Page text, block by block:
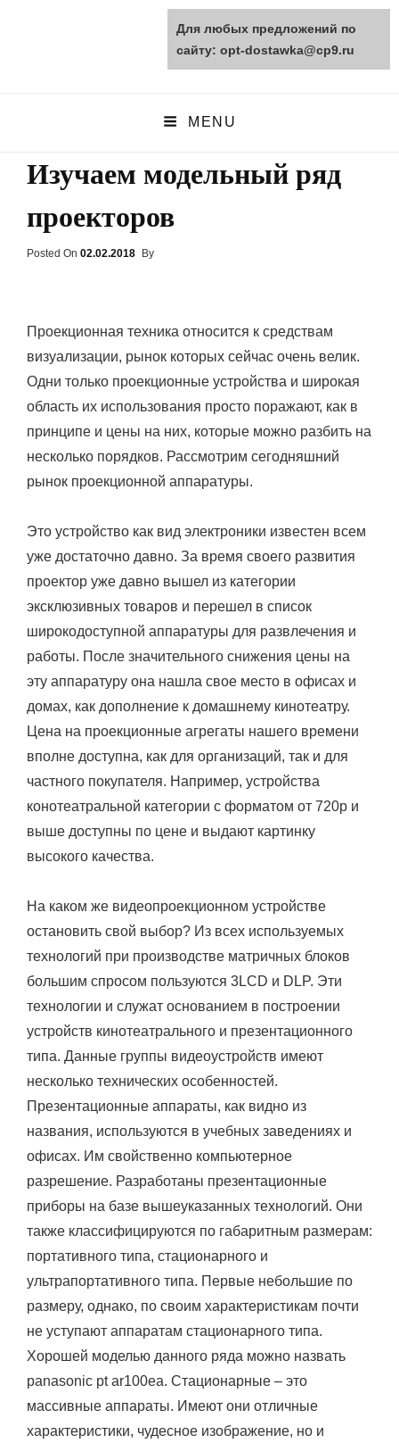
opt-dostawka.ru
MENU
Изучаем модельный ряд
проекторов
Posted On Posted
02.02.2018 By
Проекционная техника относится к средствам
визуализации, рынок которых сейчас очень велик.
Одни только проекционные устройства и широкая
область их использования просто поражают, как в
принципе и цены на них, которые можно разбить на
несколько порядков. Рассмотрим сегодняшний
рынок проекционной аппаратуры.
Это устройство как вид электроники известен всем
уже достаточно давно. За время своего развития
проектор уже давно вышел из категории
эксклюзивных товаров и перешел в список
широкодоступной аппаратуры для развлечения и
работы. После значительного снижения цены на
эту аппаратуру она нашла свое место в офисах и
домах, как дополнение к домашнему кинотеатру.
Цена на проекционные агрегаты нашего времени
вполне доступна, как для организаций, так и для
частного покупателя. Например, устройства
конотеатральной категории с форматом от 720р и
выше доступны по цене и выдают картинку
высокого качества.
На каком же видеопроекционном устройстве
остановить свой выбор? Из всех используемых
технологий при производстве матричных блоков
большим спросом пользуются 3LCD и DLP. Эти
технологии и служат основанием в построении
устройств кинотеатрального и презентационного
типа. Данные группы видеоустройств имеют
несколько технических особенностей.
Презентационные аппараты, как видно из
названия, используются в учебных заведениях и
офисах. Им свойственно компьютерное
разрешение. Разработаны презентационные
приборы на базе вышеуказанных технологий. Они
также классифицируются по габаритным размерам:
портативного типа, стационарного и
ультрапортативного типа. Первые небольшие по
размеру, однако, по своим характеристикам почти
не уступают аппаратам стационарного типа.
Хорошей моделью данного ряда можно назвать
panasonic pt ar100ea. Стационарные – это
массивные аппараты. Имеют они отличные
характеристики, чудесное изображение, но и
Для любых предложений по
сайту: opt-dostawka@cp9.ru